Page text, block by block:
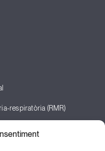
respiratòria (RMR)